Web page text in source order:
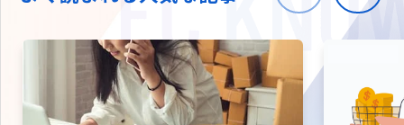
海外進出・現地